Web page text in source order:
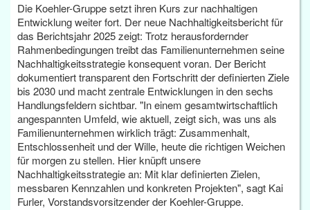
Die Koehler-Gruppe setzt ihren Kurs zur nachhaltigen
Entwicklung weiter fort. Der neue Nachhaltigkeitsbericht für
das Berichtsjahr 2025 zeigt: Trotz herausfordernder
Rahmenbedingungen treibt das Familienunternehmen seine
Nachhaltigkeitsstrategie konsequent voran. Der Bericht
dokumentiert transparent den Fortschritt der definierten Ziele
bis 2030 und macht zentrale Entwicklungen in den sechs
Handlungsfeldern sichtbar. "In einem gesamtwirtschaftlich
angespannten Umfeld, wie aktuell, zeigt sich, was uns als
Familienunternehmen wirklich trägt: Zusammenhalt,
Entschlossenheit und der Wille, heute die richtigen Weichen
für morgen zu stellen. Hier knüpft unsere
Nachhaltigkeitsstrategie an: Mit klar definierten Zielen,
messbaren Kennzahlen und konkreten Projekten", sagt Kai
Furler, Vorstandsvorsitzender der Koehler-Gruppe.